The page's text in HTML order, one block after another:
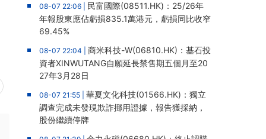
08-07 22:06 | 民富國際(08511.HK)：25/26年
年報股東應佔虧損835.1萬港元，虧損同比收窄
69.45%
08-07 22:04 | 商米科技-W(06810.HK)：基石投
資者XINWUTANG自願延長禁售期五個月至20
27年3月28日
08-07 21:55 | 華夏文化科技(01566.HK)：獨立
調查完成未發現欺詐挪用證據，報告獲採納，
股份繼續停牌